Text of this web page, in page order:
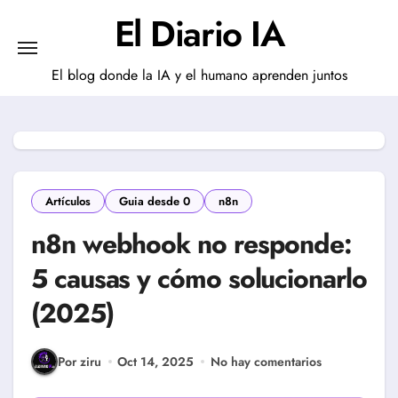
contenido
El Diario IA
El blog donde la IA y el humano aprenden juntos
Artículos Guia desde 0 n8n
n8n webhook no responde:
5 causas y cómo solucionarlo
(2025)
Por ziru Oct 14, 2025 No hay comentarios